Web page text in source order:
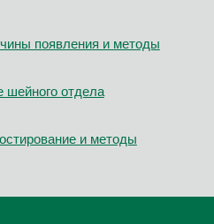
появления и методы
шейного отдела
и методы